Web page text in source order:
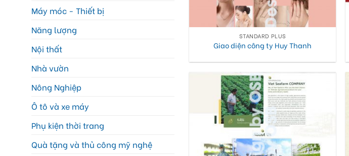
Máy móc - Thiết bị
Năng lượng
Nội thất
Nhà vườn
Nông Nghiệp
Ô tô và xe máy
Phụ kiện thời trang
Quà tặng và thủ công mỹ nghệ
STANDARD PLUS
Giao diện công ty Huy Thanh